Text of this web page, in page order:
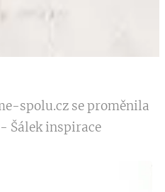
spolu.cz se proměnila
Šálek inspirace